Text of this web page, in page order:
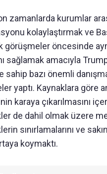
zamanlarda kurumlar
kolaylaştırmak ve
görüşmeler öncesinde
sağlamak amacıyla
sahip bazı önemli
yaptı. Kaynaklara göre
karaya çıkarılmasını
de dahil olmak üzere
sınırlamalarını ve
koymaktı.